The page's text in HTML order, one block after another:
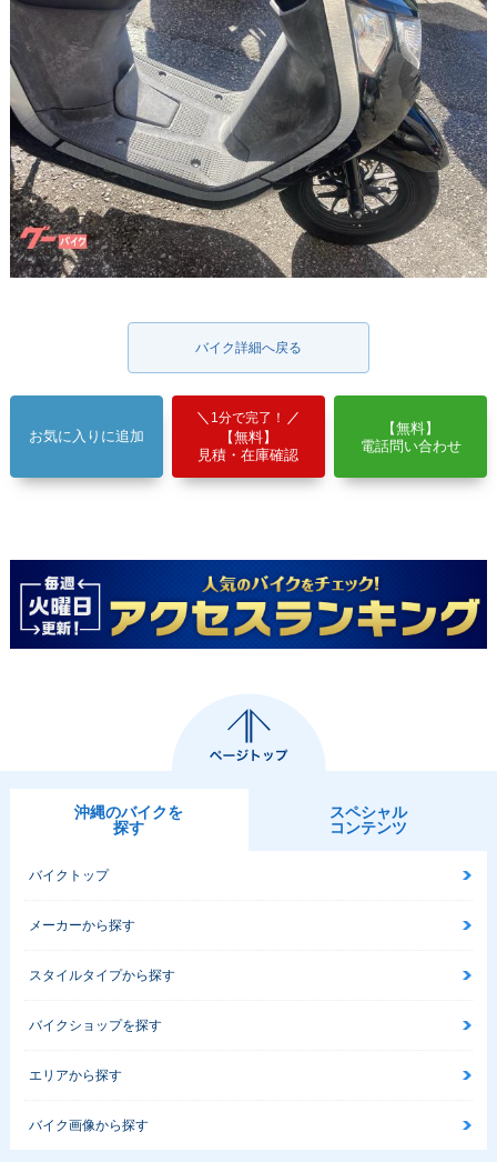
バイク詳細へ戻る
お気に入りに追加
1分で完了！
【無料】
見積・在庫確認
【無料】
電話問い合わせ
沖縄のバイクを
探す
スペシャル
コンテンツ
バイクトップ
メーカーから探す
スタイルタイプから探す
バイクショップを探す
エリアから探す
バイク画像から探す